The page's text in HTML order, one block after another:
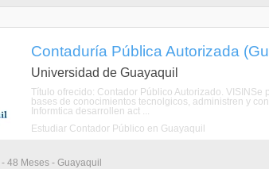
Contaduría Pública Autorizada
Universidad de Guayaquil
Título ofrecido: Contador Público Autorizado.
bases de conocimientos tecnolgicos, administren y
Informtica desarrollen act ...
Estudiar Contador Público en Guayaquil
48 Meses - Guayaquil